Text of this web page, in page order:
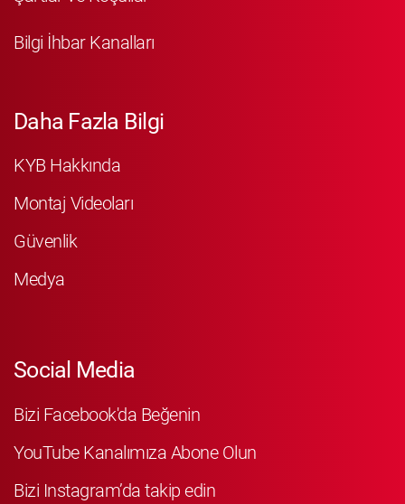
Bilgi İhbar Kanalları
Daha Fazla Bilgi
KYB Hakkında
Montaj Videoları
Güvenlik
Medya
Social Media
Bizi Facebook'da Beğenin
YouTube Kanalımıza Abone Olun
Bizi Instagram’da takip edin